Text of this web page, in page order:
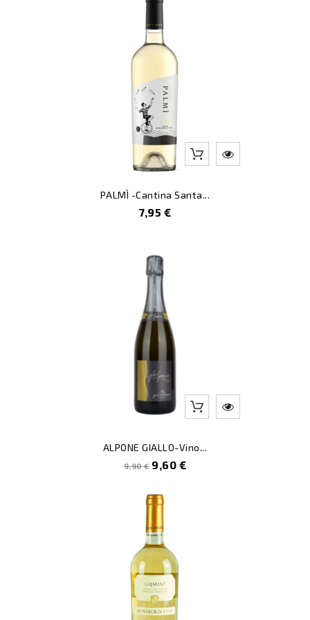
PALMÌ -Cantina Santa...
Prezzo
7,95 €
ALPONE GIALLO-Vino...
Prezzo
9,90 € Prezzo
9,60 €